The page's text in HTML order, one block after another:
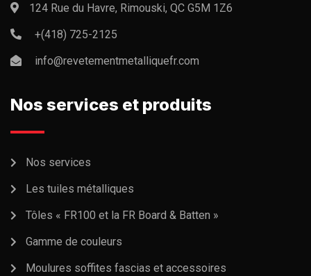
124 Rue du Havre, Rimouski, QC G5M 1Z6
+(418) 725-2125
info@revetementmetalliquefr.com
Nos services et produits
Nos services
Les tuiles métalliques
Tôles « FR100 et la FR Board & Batten »
Gamme de couleurs
Moulures soffites fascias et accessoires